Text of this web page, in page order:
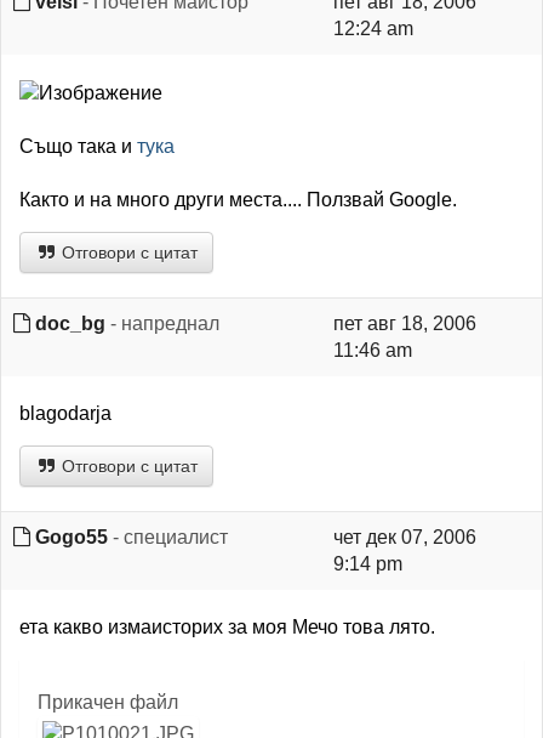
12:24 am
Също така и тука
Както и на много други места.... Ползвай Google.
Отговори с цитат
doc_bg - напреднал
пет авг 18, 2006
11:46 am
blagodarja
Отговори с цитат
Gogo55 - специалист
чет дек 07, 2006
9:14 pm
ета какво измаисторих за моя Мечо това лято.
Прикачен файл